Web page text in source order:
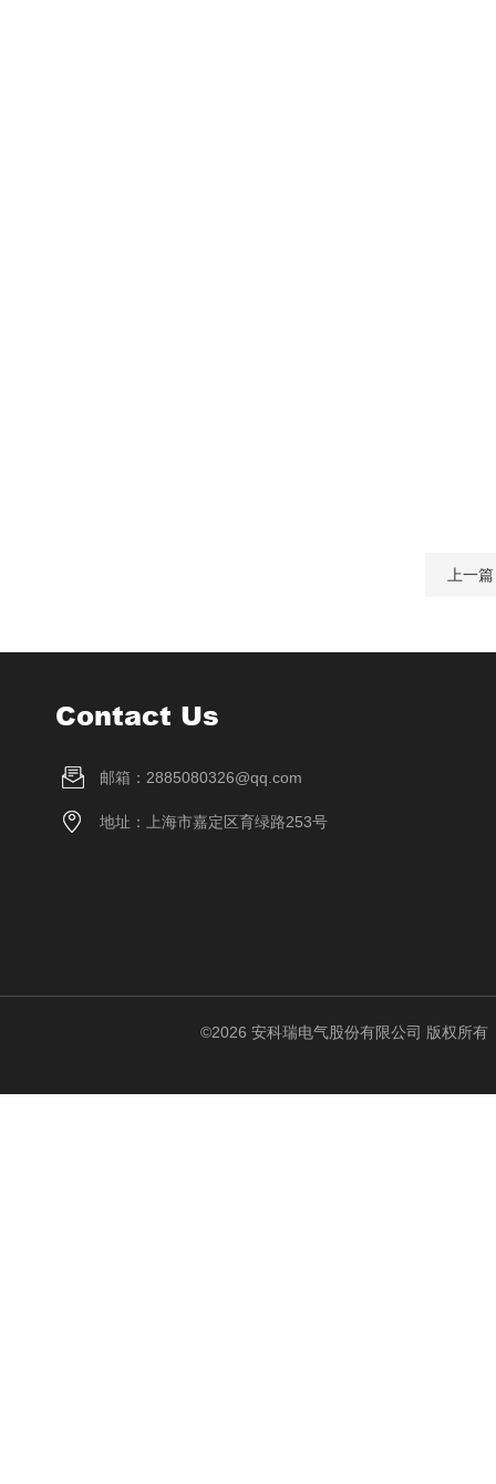
上一
Contact Us
邮箱：2885080326@qq.com
地址：上海市嘉定区育绿路253号
©2026 安科瑞电气股份有限公司 版权所